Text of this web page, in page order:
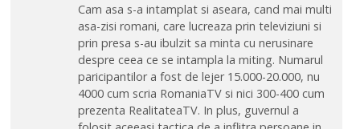
Cam asa s-a intamplat si aseara, cand mai multi
asa-zisi romani, care lucreaza prin televiziuni si
prin presa s-au ibulzit sa minta cu nerusinare
despre ceea ce se intampla la miting. Numarul
paricipantilor a fost de lejer 15.000-20.000, nu
4000 cum scria RomaniaTV si nici 300-400 cum
prezenta RealitateaTV. In plus, guvernul a